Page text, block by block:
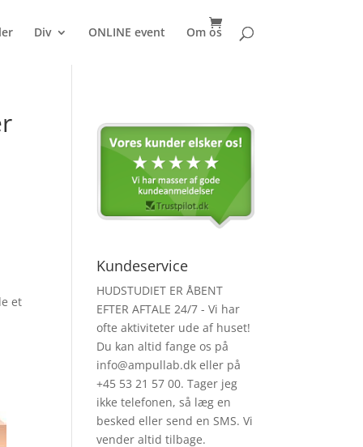
Div ONLINE event Om os
et
Kundeservice
HUDSTUDIET ER ÅBENT
EFTER AFTALE 24/7 - Vi har
ofte aktiviteter ude af huset!
Du kan altid fange os på
info@ampullab.dk eller på
+45 53 21 57 00. Tager jeg
ikke telefonen, så læg en
besked eller send en SMS. Vi
vender altid tilbage.